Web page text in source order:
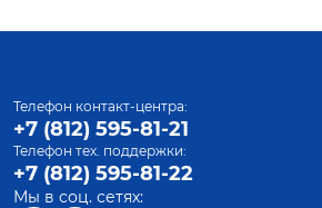
Телефон контакт-центра:
+7 (812) 595-81-21
Телефон тех. поддержки:
+7 (812) 595-81-22
Мы в соц. сетях: